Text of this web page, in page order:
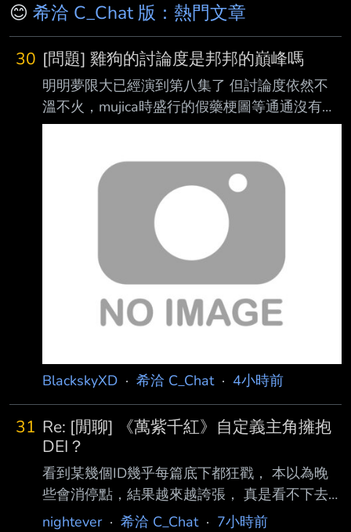
😊 希洽 C_Chat 版：熱門文章
30 [問題] 雞狗的討論度是邦邦的巔峰嗎
明明夢限大已經演到第八集了 但討論度依然不
溫不火，mujica時盛行的假藥梗圖等通通沒有復
刻的跡象 在mygo前邦邦也只能算是大家有聽過
洗版聯 各種公眾單位都會帶點梗過去，甚至
Xpark的企鵝還被網友投票取名為Tomorin可見
影響之大 雞狗討論度或者說人氣算是邦邦的巔
峰嗎，為什麼接下來的夢限大沒能繼續延續下去
雞狗人 氣呢 --
BlackskyXD · 希洽 C_Chat· 4小時前
31 Re: [閒聊] 《萬紫千紅》自定義主角擁抱
DEI？
看到某幾個ID幾乎每篇底下都狂戳， 本以為晚
些會消停點，結果越來越誇張， 真是看不下去
就問那些人一個問題： 你/妳 FE玩家嗎？ 不是
nightever· 希洽 C_Chat· 7小時前